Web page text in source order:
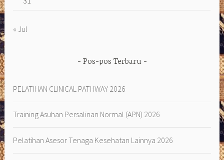
« Jul
Pos-pos Terbaru
PELATIHAN CLINICAL PATHWAY 2026
Training Asuhan Persalinan Normal (APN) 2026
Pelatihan Asesor Tenaga Kesehatan Lainnya 2026